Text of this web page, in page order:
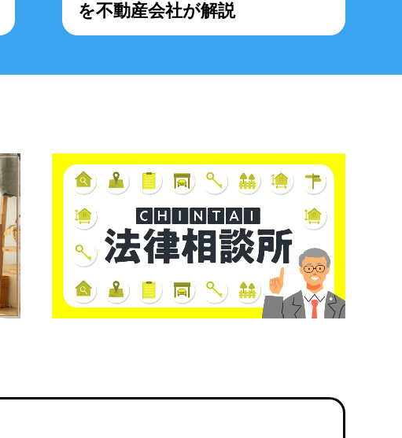
を不動産会社が解説